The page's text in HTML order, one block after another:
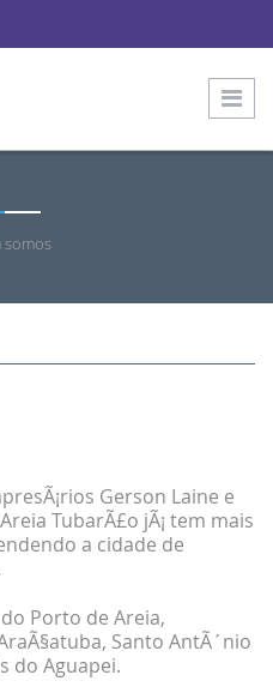
somos
Gerson Laine e
TubarÃ£o jÃ¡ tem mais
a cidade de
Porto de Areia,
Santo AntÃ´nio
do Aguapei.